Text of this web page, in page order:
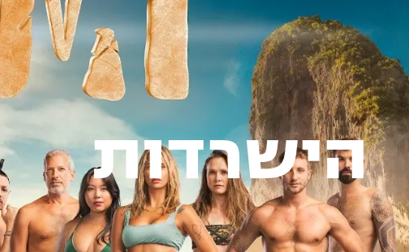
הישרדות